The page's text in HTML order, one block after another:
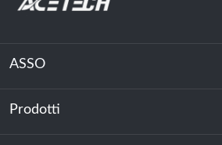
ASSO
Chi siamo
Prodotti